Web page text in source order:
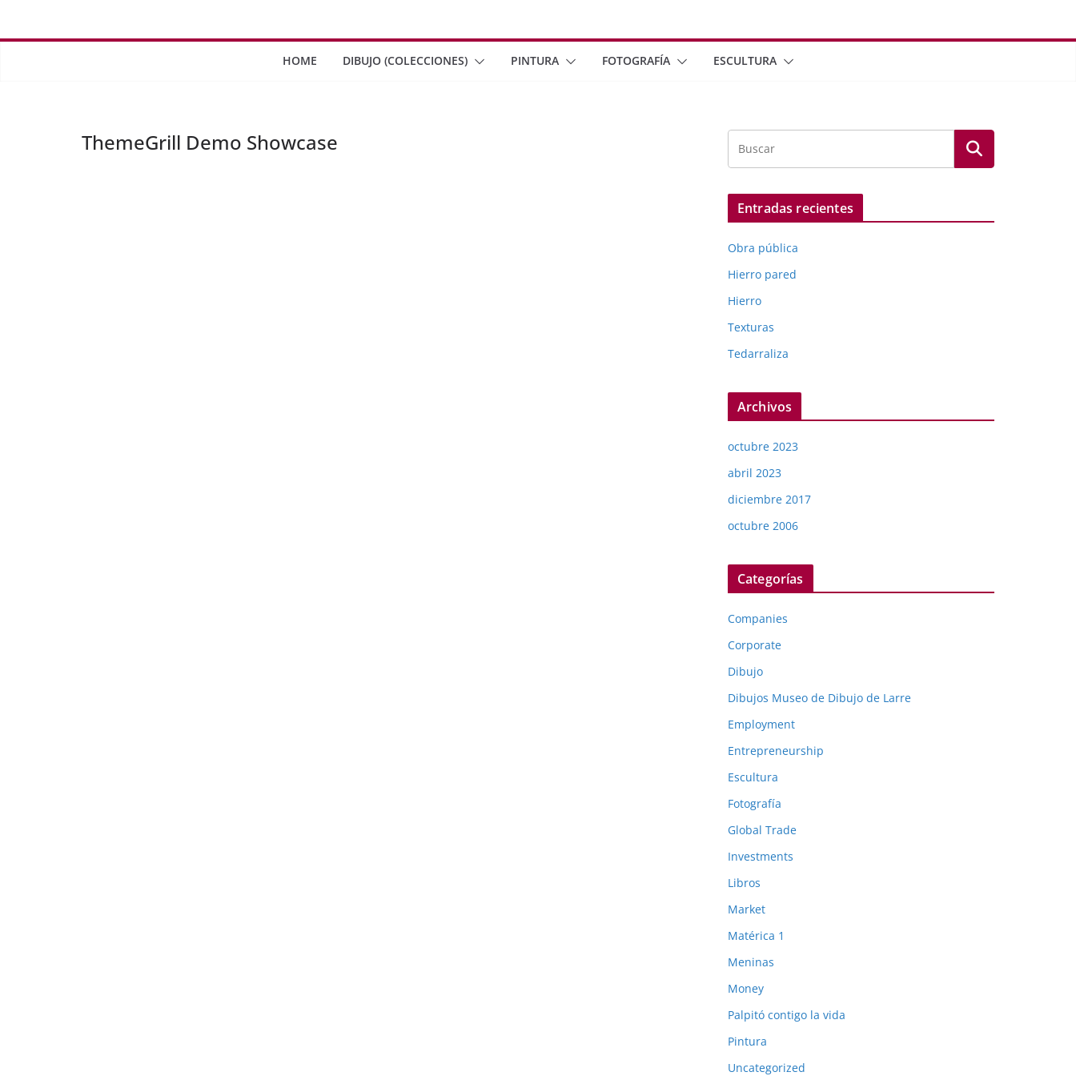
HOME DIBUJO (COLECCIONES) PINTURA FOTOGRAFÍA ESCULTURA
ThemeGrill Demo Showcase
Entradas recientes
Obra pública
Hierro pared
Hierro
Texturas
Tedarraliza
Archivos
octubre 2023
abril 2023
diciembre 2017
octubre 2006
Categorías
Companies
Corporate
Dibujo
Dibujos Museo de Dibujo de Larre
Employment
Entrepreneurship
Escultura
Fotografía
Global Trade
Investments
Libros
Market
Matérica 1
Meninas
Money
Palpitó contigo la vida
Pintura
Uncategorized